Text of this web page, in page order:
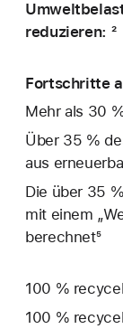
reduzieren: ²
Fortschritte
Mehr als 30
Über 35 %
aus
Die über 35
mit einem
berechnet⁵
100 %
100 %